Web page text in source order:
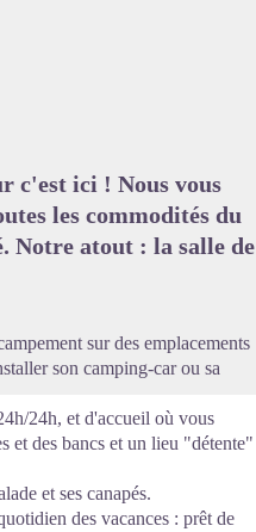
c'est ici ! Nous vous
les commodités du
Notre atout : la salle de
sur des emplacements
son camping-car ou sa
24h, et d'accueil où vous
et des bancs et un lieu "détente"
et ses canapés.
des vacances : prêt de